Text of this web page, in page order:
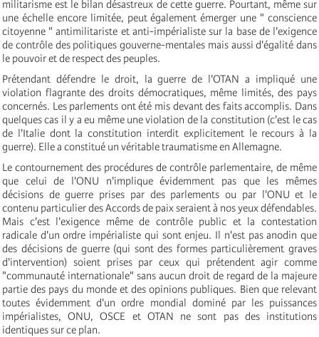
militarisme est le bilan désastreux de cette guerre. Pourtant, même sur
une échelle encore limitée, peut également émerger une " conscience
citoyenne " antimilitariste et anti-impérialiste sur la base de l'exigence
de contrôle des politiques gouverne-mentales mais aussi d'égalité dans
le pouvoir et de respect des peuples.
Prétendant défendre le droit, la guerre de l'OTAN a impliqué une
violation flagrante des droits démocratiques, même limités, des pays
concernés. Les parlements ont été mis devant des faits accomplis. Dans
quelques cas il y a eu même une violation de la constitution (c'est le cas
de l'Italie dont la constitution interdit explicitement le recours à la
guerre). Elle a constitué un véritable traumatisme en Allemagne.
Le contournement des procédures de contrôle parlementaire, de même
que celui de l'ONU n'implique évidemment pas que les mêmes
décisions de guerre prises par des parlements ou par l'ONU et le
contenu particulier des Accords de paix seraient à nos yeux défendables.
Mais c'est l'exigence même de contrôle public et la contestation
radicale d'un ordre impérialiste qui sont enjeu. Il n'est pas anodin que
des décisions de guerre (qui sont des formes particulièrement graves
d'intervention) soient prises par ceux qui prétendent agir comme
"communauté internationale" sans aucun droit de regard de la majeure
partie des pays du monde et des opinions publiques. Bien que relevant
toutes évidemment d'un ordre mondial dominé par les puissances
impérialistes, ONU, OSCE et OTAN ne sont pas des institutions
identiques sur ce plan.